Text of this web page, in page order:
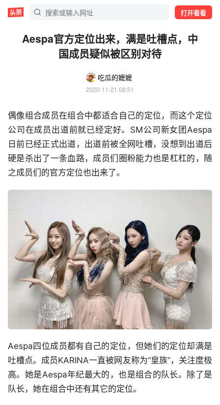
打开看看
Aespa官方定位出来，满是吐槽点，中
国成员疑似被区别对待
吃瓜的嬷嬷
2020-11-21 08:51
偶像组合成员在组合中都适合自己的定位，而这个定位
公司在成员出道前就已经定好。SM公司新女团Aespa
日前已经正式出道，出道前被全网吐槽，没想到出道后
硬是杀出了一条血路，成员们圈粉能力也是杠杠的，随
之成员们的官方定位也出来了。
Aespa四位成员都有自己的定位，但她们的定位却满是
吐槽点。成员KARINA一直被网友称为“皇族”，关注度极
高。她是Aespa年纪最大的，也是组合的队长。除了是
队长，她在组合中还有其它的定位。